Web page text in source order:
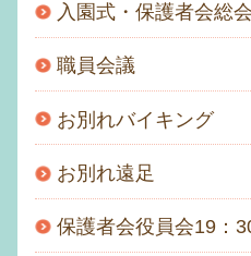
入園式・保護者会総会
職員会議
お別れバイキング
お別れ遠足
保護者会役員会19：